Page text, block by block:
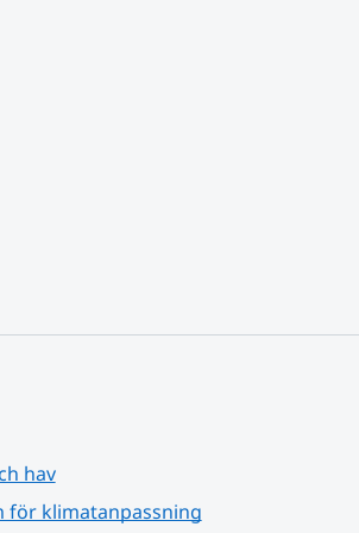
hav
för klimatanpassning